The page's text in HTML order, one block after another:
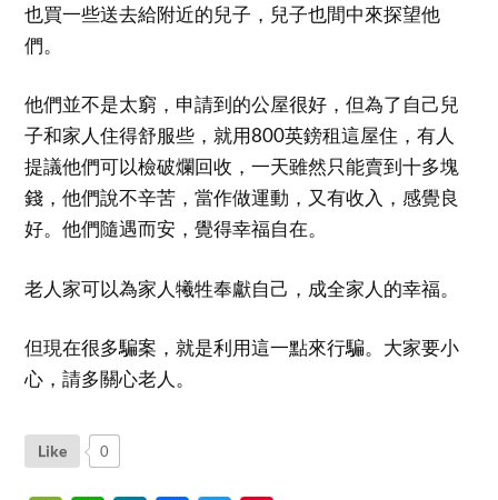
也買一些送去給附近的兒子，兒子也間中來探望他
們。
他們並不是太窮，申請到的公屋很好，但為了自己兒
子和家人住得舒服些，就用800英鎊租這屋住，有人
提議他們可以檢破爛回收，一天雖然只能賣到十多塊
錢，他們說不辛苦，當作做運動，又有收入，感覺良
好。他們隨遇而安，覺得幸福自在。
老人家可以為家人犧牲奉獻自己，成全家人的幸福。
但現在很多騙案，就是利用這一點來行騙。大家要小
心，請多關心老人。
Like 0